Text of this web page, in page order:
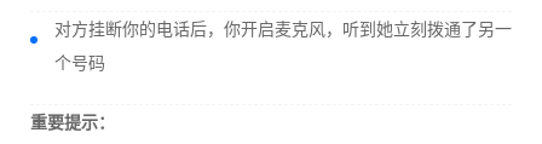
对方挂断你的电话后，你开启麦克风，听到她立刻拨通了另一
个号码
重要提示：